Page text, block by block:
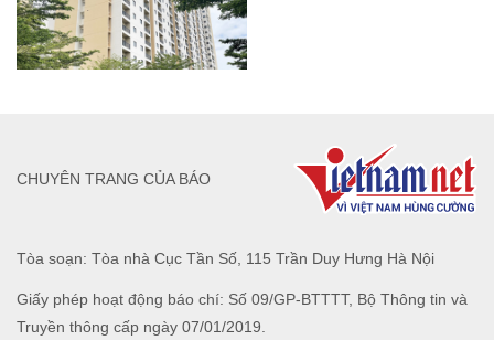
Tòa soạn: Tòa nhà Cục Tần Số, 115 Trần Duy Hưng Hà Nội
Giấy phép hoạt động báo chí: Số 09/GP-BTTTT, Bộ Thông tin và
Truyền thông cấp ngày 07/01/2019.
CHUYÊN TRANG CỦA BÁO